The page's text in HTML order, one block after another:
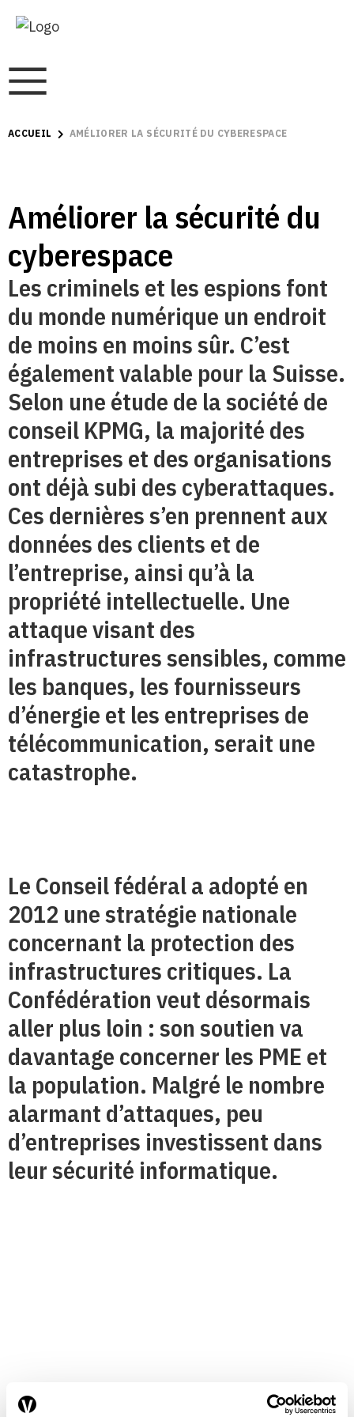
ACCUEIL AMÉLIORER LA SÉCURITÉ DU CYBERESPACE
Améliorer la sécurité du
cyberespace
Les criminels et les espions font
du monde numérique un endroit
de moins en moins sûr. C’est
également valable pour la Suisse.
Selon une étude de la société de
conseil KPMG, la majorité des
entreprises et des organisations
ont déjà subi des cyberattaques.
Ces dernières s’en prennent aux
données des clients et de
l’entreprise, ainsi qu’à la
propriété intellectuelle. Une
attaque visant des
infrastructures sensibles, comme
les banques, les fournisseurs
d’énergie et les entreprises de
télécommunication, serait une
catastrophe.
Le Conseil fédéral a adopté en
2012 une stratégie nationale
concernant la protection des
infrastructures critiques. La
Confédération veut désormais
aller plus loin : son soutien va
davantage concerner les PME et
la population. Malgré le nombre
alarmant d’attaques, peu
d’entreprises investissent dans
leur sécurité informatique.